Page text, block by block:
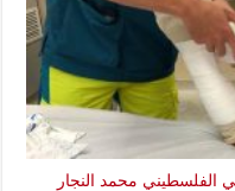
الفلسطيني محمد النجار